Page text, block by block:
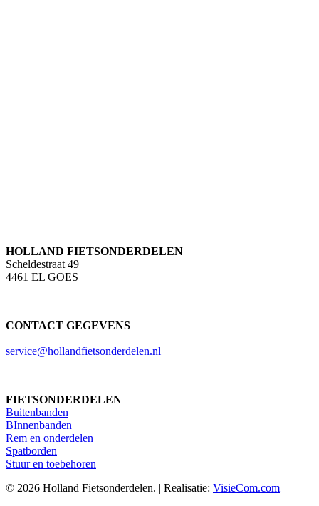
HOLLAND FIETSONDERDELEN
Scheldestraat 49
4461 EL GOES
CONTACT GEGEVENS
service@hollandfietsonderdelen.nl
FIETSONDERDELEN
Buitenbanden
BInnenbanden
Rem en onderdelen
Spatborden
Stuur en toebehoren
© 2026 Holland Fietsonderdelen. | Realisatie: VisieCom.com